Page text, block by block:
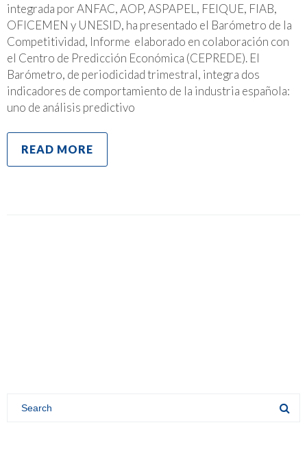
integrada por ANFAC, AOP, ASPAPEL, FEIQUE, FIAB,
OFICEMEN y UNESID, ha presentado el Barómetro de la
Competitividad, Informe elaborado en colaboración con
el Centro de Predicción Económica (CEPREDE). El
Barómetro, de periodicidad trimestral, integra dos
indicadores de comportamiento de la industria española:
uno de análisis predictivo
READ MORE